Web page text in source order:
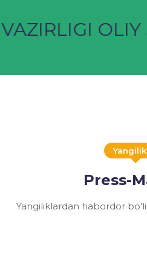
OLIY
Press-
Yangiliklardan habordor